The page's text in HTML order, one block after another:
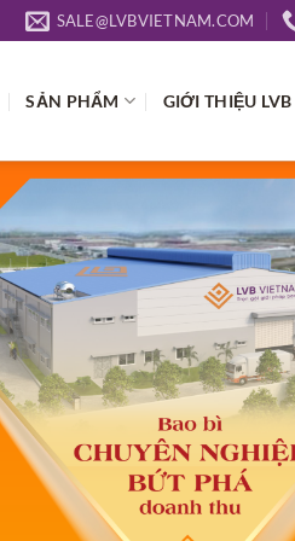
SALE@LVBVIETNAM.COM
SẢN PHẨM GIỚI THIỆU LVB